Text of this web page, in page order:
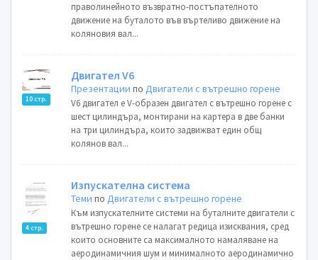
праволинейното възвратно-постъпателното
движение на буталото във въртеливо движение на
коляновия вал...
10 стр.
Двигател V6
Презентации поДвигатели с вътрешно горене
V6 двигател е V-образен двигател с вътрешно горене с
шест цилиндъра, монтирани на картера в две банки
на три цилиндъра, които задвижват един общ
колянов вал...
4 стр.
Изпускателна система
Теми поДвигатели с вътрешно горене
Към изпускателните системи на буталните двигатели с
вътрешно горене се налагат редица изисквания, сред
които основните са максималното намаляване на
аеродинамичния шум и минималното аеродинамично